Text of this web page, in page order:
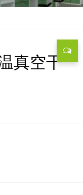
真空干